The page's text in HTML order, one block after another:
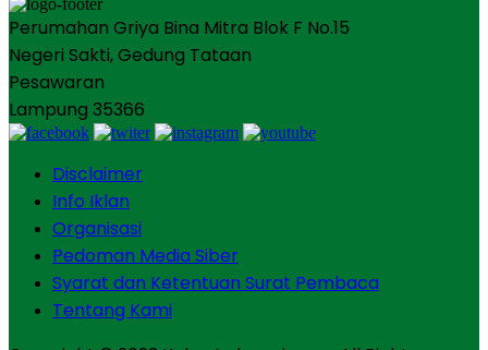
Perumahan Griya Bina Mitra Blok F No.15
Negeri Sakti, Gedung Tataan
Pesawaran
Lampung 35366
Disclaimer
Info Iklan
Organisasi
Pedoman Media Siber
Syarat dan Ketentuan Surat Pembaca
Tentang Kami